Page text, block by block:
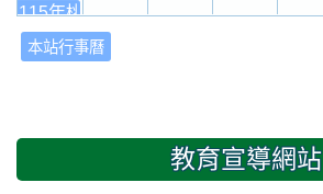
115年桃園市運動會
24
2 3
友善校園週
本站行事曆
教育宣導網站